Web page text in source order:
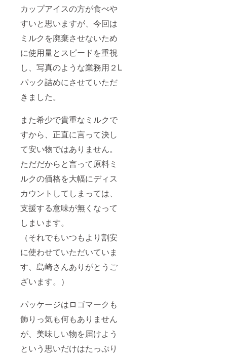
カップアイスの方が食べや
すいと思いますが、今回は
ミルクを廃棄させないため
に使用量とスピードを重視
し、写真のような業務用２L
パック詰めにさせていただ
きました。
また希少で貴重なミルクで
すから、正直に言って決し
て安い物ではありません。
ただだからと言って原料ミ
ルクの価格を大幅にディス
カウントしてしまっては、
支援する意味が無くなって
しまいます。
（それでもいつもより割安
に使わせていただいていま
す、島崎さんありがとうご
ざいます。）
パッケージはロゴマークも
飾りっ気も何もありません
が、美味しい物を届けよう
という思いだけはたっぷり